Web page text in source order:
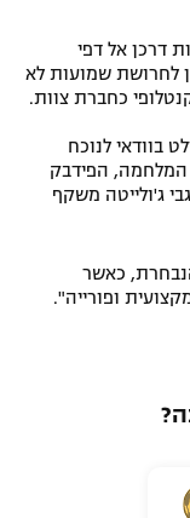
דרכן אל דפי
לחרושת שמועות לא
כחברת צוות.
בוודאי לנוכח
המלחמה, הפידבק
ג'ולייטה משקף
כאשר
ופורייה".